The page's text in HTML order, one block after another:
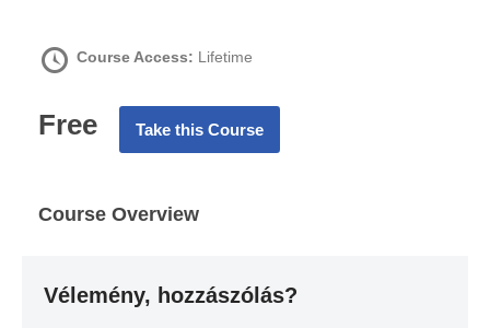
Course Access: Lifetime
Free Take this Course
Course Overview
Vélemény, hozzászólás?